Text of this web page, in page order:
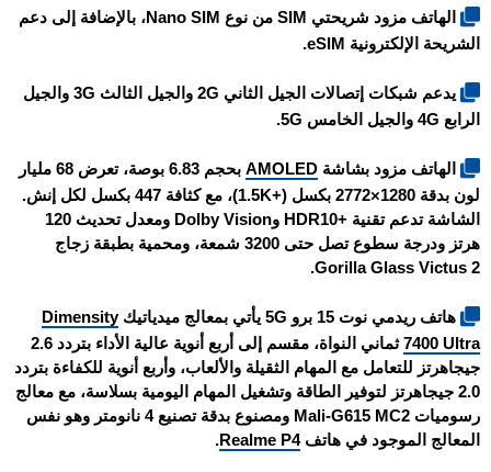
الهاتف مزود شريحتي SIM من نوع Nano SIM، بالإضافة إلى دعم
الشريحة الإلكترونية eSIM.
يدعم شبكات إتصالات الجيل الثاني 2G والجيل الثالث 3G والجيل
الرابع 4G والجيل الخامس 5G.
الهاتف مزود بشاشة AMOLED
بحجم 6.83 بوصة، تعرض 68 مليار
لون بدقة 1280×2772 بكسل (+1.5K)، مع كثافة 447 بكسل لكل إنش.
الشاشة تدعم تقنية +HDR10 وDolby Vision ومعدل تحديث 120
هرتز ودرجة سطوع تصل حتى 3200 شمعة، ومحمية بطبقة زجاج
Gorilla Glass Victus 2.
هاتف ريدمي نوت 15 برو 5G يأتي بمعالج ميدياتيكDimensity
7400 Ultra
ثماني النواة، مقسم إلى أربع أنوية عالية الأداء بتردد 2.6
جيجاهرتز للتعامل مع المهام الثقيلة والألعاب، وأربع أنوية للكفاءة بتردد
2.0 جيجاهرتز لتوفير الطاقة وتشغيل المهام اليومية بسلاسة، مع معالج
رسوميات Mali-G615 MC2 ومصنوع بدقة تصنيع 4 نانومتر وهو نفس
المعالج الموجود في هاتفRealme P4
.